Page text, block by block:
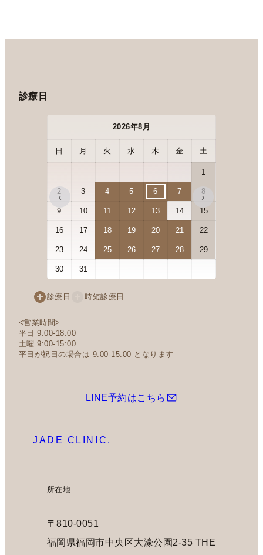
診療日
‹
2026年8月
日 月 火 水 木 金 土
1
2 3 4 5 6 7 8
9 10 11 12 13 14 15
16 17 18 19 20 21 22
23 24 25 26 27 28 29
30 31
›
診療日 時短診療日
<営業時間>
平日 9:00-18:00
土曜 9:00-15:00
平日が祝日の場合は 9:00-15:00 となります
LINE予約はこちら
JADE CLINIC.
所在地
〒810-0051
福岡県福岡市中央区大濠公園2-35 THE